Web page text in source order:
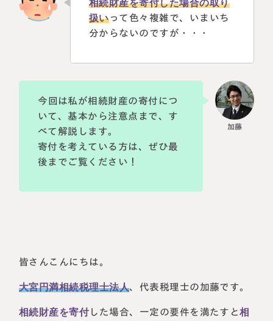
税理士紹介
法人情報
東京事務所
東京都港区南青山一丁目2番6号
ラティス青山スクエア2階
Access
〒530-0017
相続について学ぶ
相続コラム
セミナー
円満相続ちゃんねる
相続財産を寄付した場合の取り
扱いって色々複雑で、いまいち
分からないのですが・・・
今回は私が相続財産の寄付につ
いて、基本から注意点まで、す
べて解説します。
寄付を考えている方は、ぜひ最
後までご覧ください！
皆さんこんにちは。
大宮円満相続税理士法人、代表税理士の加藤です。
相続財産を寄付 した場合、一定の要件を満たすと相